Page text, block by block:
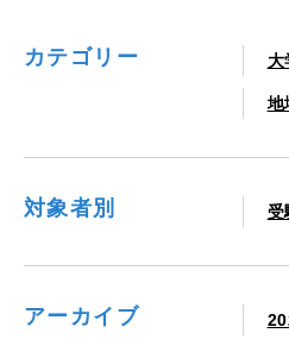
カテゴリー 大
地
対象者別 受
アーカイブ